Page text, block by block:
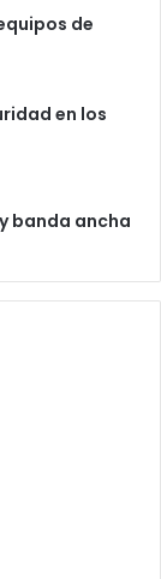
de
en los
banda ancha